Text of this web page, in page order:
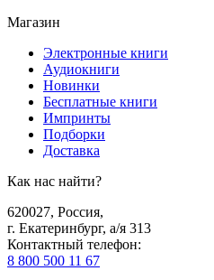
Магазин
Электронные книги
Аудиокниги
Новинки
Бесплатные книги
Импринты
Подборки
Доставка
Как нас найти?
620027, Россия,
г. Екатеринбург, а/я 313
Контактный телефон:
8 800 500 11 67